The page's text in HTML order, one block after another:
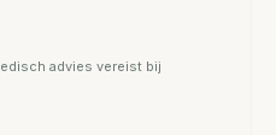
advies vereist bij